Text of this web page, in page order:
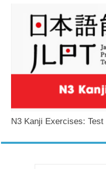
N3 Kanji Exercises: